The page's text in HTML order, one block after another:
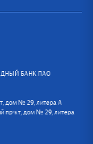
БАНК ПАО
дом № 29, литера А
пр-кт, дом № 29, литера